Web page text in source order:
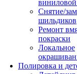
Снятие/
шильдиков
Ремонт
покраски
Локальное
Полировка и